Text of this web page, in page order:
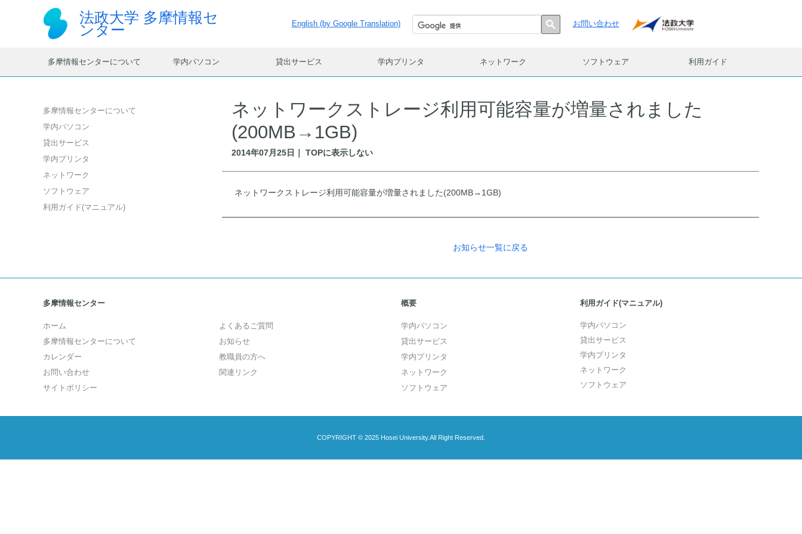
法政大学 多摩情報セ
ンター English (by Google Translation) お問い合わせ
多摩情報センターについて 学内パソコン 貸出サービス 学内プリンタ ネットワーク ソフトウェア 利用ガイド
多摩情報センターについて
学内パソコン
貸出サービス
学内プリンタ
ネットワーク
ソフトウェア
利用ガイド(マニュアル)
ネットワークストレージ利用可能容量が増量されました
(200MB→1GB)
2014年07月25日｜ TOPに表示しない
ネットワークストレージ利用可能容量が増量されました(200MB→1GB)
お知らせ一覧に戻る
多摩情報センター
ホーム
よくあるご質問
多摩情報センターについて
お知らせ
カレンダー
教職員の方へ
お問い合わせ
関連リンク
サイトポリシー
概要
学内パソコン
貸出サービス
学内プリンタ
ネットワーク
ソフトウェア
利用ガイド(マニュアル)
学内パソコン
貸出サービス
学内プリンタ
ネットワーク
ソフトウェア
COPYRIGHT © 2025 Hosei University.All Right Reserved.